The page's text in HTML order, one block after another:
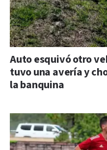
Auto esquivó otro
tuvo una avería y
la banquina